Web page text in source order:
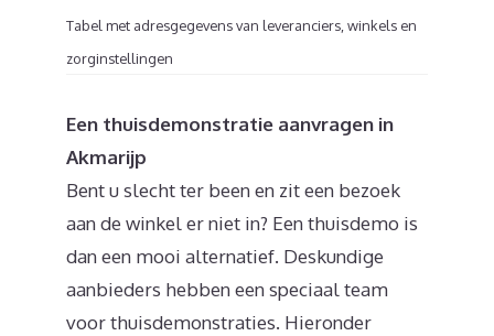
Tabel met adresgegevens van leveranciers, winkels en
zorginstellingen
Een thuisdemonstratie aanvragen in
Akmarijp
Bent u slecht ter been en zit een bezoek
aan de winkel er niet in? Een thuisdemo is
dan een mooi alternatief. Deskundige
aanbieders hebben een speciaal team
voor thuisdemonstraties. Hieronder